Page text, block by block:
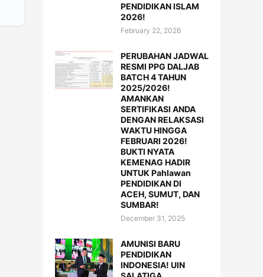
PENDIDIKAN ISLAM
2026!
February 22, 2026
PERUBAHAN JADWAL
RESMI PPG DALJAB
BATCH 4 TAHUN
2025/2026!
AMANKAN
SERTIFIKASI ANDA
DENGAN RELAKSASI
WAKTU HINGGA
FEBRUARI 2026!
BUKTI NYATA
KEMENAG HADIR
UNTUK Pahlawan
PENDIDIKAN DI
ACEH, SUMUT, DAN
SUMBAR!
December 31, 2025
AMUNISI BARU
PENDIDIKAN
INDONESIA! UIN